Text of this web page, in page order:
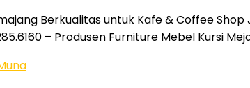
Berkualitas untuk Kafe & Coffee Shop
– Produsen Furniture Mebel Kursi